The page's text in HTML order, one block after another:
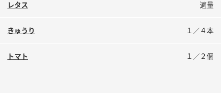
レタス 適量
きゅうり １／４本
トマト １／２個